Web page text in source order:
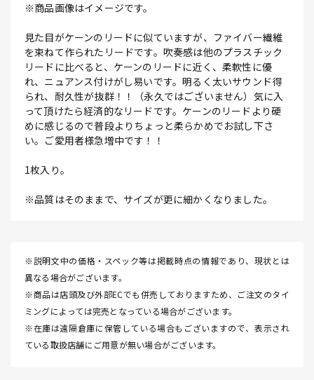
※商品画像はイメージです。
見た目がケーンのリードに似ていますが、ファイバー繊維
を束ねて作られたリードです。吹奏感は他のプラスチック
リードに比べると、ケーンのリードに近く、柔軟性に優
れ、ニュアンス付けがし易いです。明るく太いサウンド得
られ、耐久性が抜群！！（永久ではございません）気に入
って頂けたら経済的なリードです。ケーンのリードより硬
めに感じるので普段よりちょっと柔らかめでお試し下さ
い。ご愛用者様急増中です！！
1枚入り。
※品質はそのままで、サイズが更に細かくなりました。
※説明文中の価格・スペック等は掲載時点の情報であり、現状とは
異なる場合がございます。
※商品は店頭及び外部ECでも併売しておりますため、ご注文のタイ
ミングによっては完売となっている場合がございます。
※在庫は遠隔倉庫に保管している場合もございますので、表示され
ている取扱店舗にご用意が無い場合がございます。